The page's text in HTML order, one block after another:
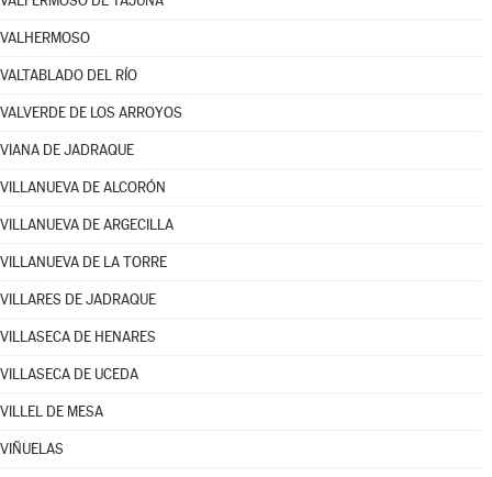
VALHERMOSO
VALTABLADO DEL RÍO
VALVERDE DE LOS ARROYOS
VIANA DE JADRAQUE
VILLANUEVA DE ALCORÓN
VILLANUEVA DE ARGECILLA
VILLANUEVA DE LA TORRE
VILLARES DE JADRAQUE
VILLASECA DE HENARES
VILLASECA DE UCEDA
VILLEL DE MESA
VIÑUELAS